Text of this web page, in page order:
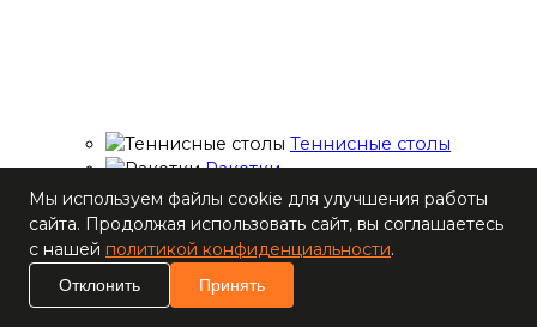
Теннисные столы
Ракетки
Накладки для
ракеток
Основания для
ракеток
Мячи
Мы используем файлы cookie для улучшения работы
сайта. Продолжая использовать сайт, вы соглашаетесь
с нашей политикой конфиденциальности.
Отклонить Принять